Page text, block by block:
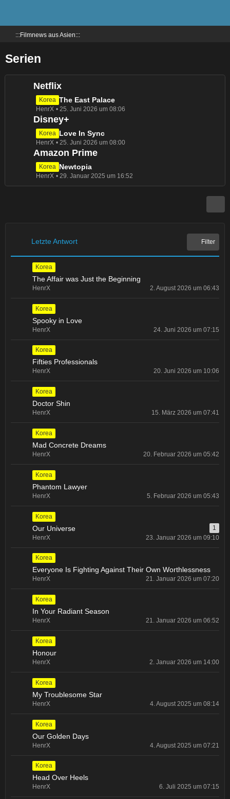
:::Filmnews aus Asien:::
Serien
Netflix
e
t
z
e
B
e
Korea The East Palace
HenrX 25. Juni 2026 um 08:06
Disney+
e
t
z
e
ä
g
e
Korea Love In Sync
HenrX 25. Juni 2026 um 08:00
Amazon Prime
e
t
e
t
ä
g
Korea Newtopia
HenrX 29. Januar 2025 um 16:52
Letzte Antwort Filter
Korea
The Affair was Just the Beginning
HenrX 2. August 2026 um 06:43
Korea
Spooky in Love
HenrX 24. Juni 2026 um 07:15
Korea
Fifties Professionals
HenrX 20. Juni 2026 um 10:06
Korea
Doctor Shin
HenrX 15. März 2026 um 07:41
Korea
Mad Concrete Dreams
HenrX 20. Februar 2026 um 05:42
Korea
Phantom Lawyer
HenrX 5. Februar 2026 um 05:43
Korea
Our Universe
1
HenrX
23. Januar 2026 um 09:10
Korea
Everyone Is Fighting Against Their Own Worthlessness
HenrX 21. Januar 2026 um 07:20
Korea
In Your Radiant Season
HenrX 21. Januar 2026 um 06:52
Korea
Honour
HenrX 2. Januar 2026 um 14:00
Korea
My Troublesome Star
HenrX 4. August 2025 um 08:14
Korea
Our Golden Days
HenrX 4. August 2025 um 07:21
Korea
Head Over Heels
HenrX 6. Juli 2025 um 07:15